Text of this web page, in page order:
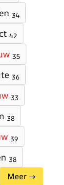
34
42
35
36
33
38
39
38
Meer →